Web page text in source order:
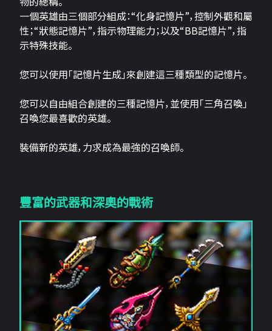
一個英雄由三個部分組成：“化身記憶片”，控制外觀和屬
性；“狀態記憶片”，指示物理能力；以及“BB記憶片”，指
示特殊技能。
您可以使用「記憶片生成」來創建這三​​種類型的記憶片。
您可以自由組合創建的三種記憶片，並使用「三角召喚」
召喚您最喜歡的英雄。
裝備新的英雄，力求成為最強的召喚師。
豐富的武器和深奧的戰術